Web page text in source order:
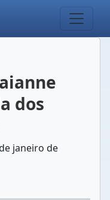
dos
janeiro de